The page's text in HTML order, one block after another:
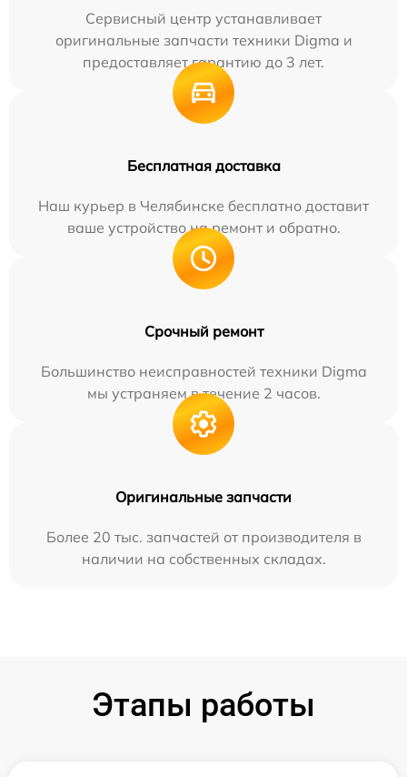
Сервисный центр устанавливает
оригинальные запчасти техники Digma и
предоставляет гарантию до 3 лет.
Бесплатная доставка
Наш курьер в Челябинске бесплатно доставит
ваше устройство на ремонт и обратно.
Срочный ремонт
Большинство неисправностей техники Digma
мы устраняем в течение 2 часов.
Оригинальные запчасти
Более 20 тыс. запчастей от производителя в
наличии на собственных складах.
Этапы работы